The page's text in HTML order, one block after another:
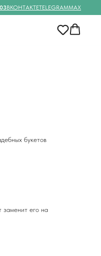
ВКОНТАКТЕTELEGRAMMAX
букетов
заменит его на